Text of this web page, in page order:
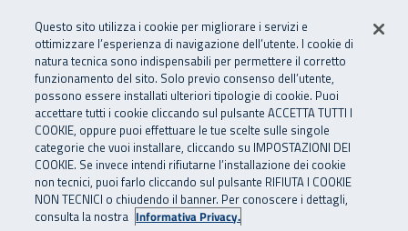
Vai al menu principale
Vai al contenuto principale
Vai al FooterDa cellulare e dall’estero06 45539607
SuperAbile - il Contact Center Inail per il mondo della disabilità
Navigazione principale
Storie, news ed eventi
Lasciati ispirare dal mondo di SuperAbile: scopri storie e
news, podcast, eventi intorno a te e non perderti la Rivista
e il Notiziario.
Questo sito utilizza i cookie per migliorare i servizi e
ottimizzare l’esperienza di navigazione dell’utente. I cookie di
natura tecnica sono indispensabili per permettere il corretto
funzionamento del sito. Solo previo consenso dell’utente,
possono essere installati ulteriori tipologie di cookie. Puoi
accettare tutti i cookie cliccando sul pulsante ACCETTA TUTTI I
COOKIE, oppure puoi effettuare le tue scelte sulle singole
categorie che vuoi installare, cliccando su IMPOSTAZIONI DEI
COOKIE. Se invece intendi rifiutarne l’installazione dei cookie
non tecnici, puoi farlo cliccando sul pulsante RIFIUTA I COOKIE
NON TECNICI o chiudendo il banner. Per conoscere i dettagli,
consulta la nostra Informativa Privacy.